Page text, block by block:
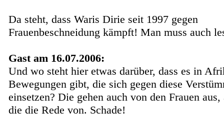
Da steht, dass Waris Dirie seit 1997 gegen
Frauenbeschneidung kämpft! Man muss auch
Gast am 16.07.2006:
Und wo steht hier etwas darüber, dass es in
Bewegungen gibt, die sich gegen diese
einsetzen? Die gehen auch von den Frauen
die die Rede von. Schade!